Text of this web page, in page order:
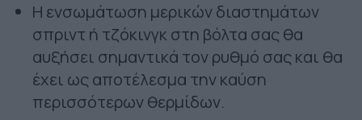
Η ενσωμάτωση μερικών διαστημάτων
σπριντ ή τζόκινγκ στη βόλτα σας θα
αυξήσει σημαντικά τον ρυθμό σας και θα
έχει ως αποτέλεσμα την καύση
περισσότερων θερμίδων.